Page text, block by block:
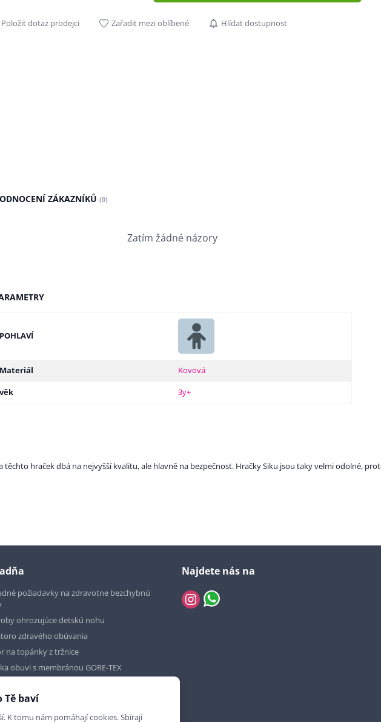
Položit dotaz prodejci Zařadit mezi oblíbené Hlídat dostupnost
ZÁKAZNÍKŮ (0)
Zatím žádné názory
POHLAVÍ
Materiál
Kovová
věk
3y+
hraček dbá na nejvyšší kvalitu, ale hlavně na bezpečnost. Hračky Siku jsou taky velmi
požiadavky na zdravotne bezchybnú
ohrozujúce detskú nohu
zdravého obúvania
na topánky z tržnice
obuvi s membránou GORE-TEX
Najdete nás na
Tě baví
K tomu nám pomáhají cookies. Sbírají